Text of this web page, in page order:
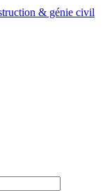
& génie civil